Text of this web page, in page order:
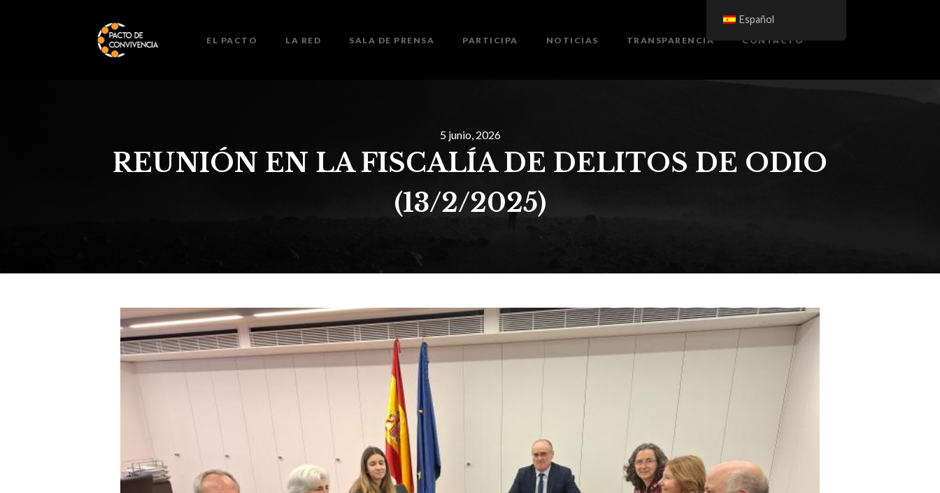
EL PACTO LA RED SALA DE PRENSA PARTICIPA NOTICIAS TRANSPARENCIA CONTACTO
5 junio, 2026
REUNIÓN EN LA FISCALÍA DE DELITOS DE ODIO
(13/2/2025)
Español